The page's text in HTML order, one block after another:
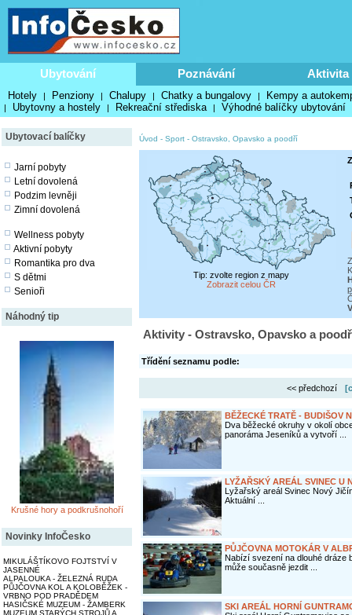
Ubytování Poznávání Aktivita
Hotely | Penziony | Chalupy | Chatky a bungalovy | Kempy a
| Ubytovny a hostely | Rekreační střediska | Výhodné balíčky ubytování
Ubytovací balíčky
Jarní pobyty
Letní dovolená
Podzim levněji
Zimní dovolená
Wellness pobyty
Aktivní pobyty
Romantika pro dva
S dětmi
Senioři
Náhodný tip
Krušné hory a podkrušnohoří
Novinky InfoČesko
MIKULÁŠTÍKOVO FOJTSTVÍ V
JASENNÉ
ALPALOUKA - ŽELEZNÁ RUDA
PŮJČOVNA KOL A KOLOBĚŽEK -
VRBNO POD PRADĚDEM
HASIČSKÉ MUZEUM - ŽAMBERK
MUZEUM STARÝCH STROJŮ A
Úvod - Sport - Ostravsko, Opavsko a poodří
Tip: zvolte region z mapy
Zobrazit celou ČR
Aktivity - Ostravsko, Opavsko a
Třídění seznamu podle:
<< předchozí
BĚŽECKÉ TRATĚ - BUDIŠOV
Dva běžecké okruhy v okolí
panoráma Jeseníků a vytvoří ...
LYŽAŘSKÝ AREÁL SVINEC U
Lyžařský areál Svinec Nový
Aktuální ...
PŮJČOVNA MOTOKÁR V
Nabízí svezení na dlouhé dráze
může současně jezdit ...
SKI AREÁL HORNÍ